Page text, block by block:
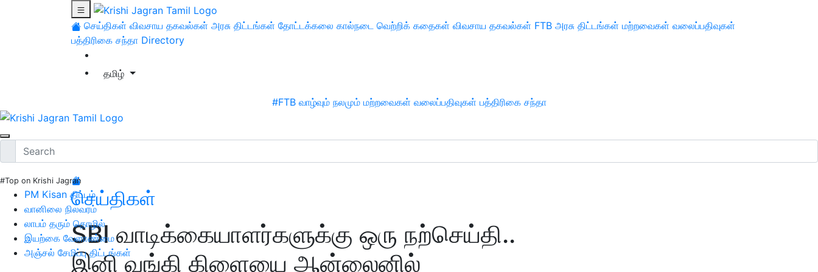
செய்திகள் விவசாய தகவல்கள் அரசு திட்டங்கள் தோட்டக்கலை கால்நடை வெற்றிக் கதைகள் விவசாய தகவல்கள் FTB அரசு திட்டங்கள் மற்றவைகள் வலைப்பதிவுகள்
பத்திரிகை சந்தா Directory
தமிழ்
#FTB வாழ்வும் நலமும் மற்றவைகள் வலைப்பதிவுகள் பத்திரிகை சந்தா
#Top on Krishi Jagran
PM Kisan திட்டம்
வானிலை நிலவரம்
லாபம் தரும் தொழில்
இயற்கை வேளாண்மை
அஞ்சல் சேமிப்பு திட்டங்கள்
செய்திகள்
SBI வாடிக்கையாளர்களுக்கு ஒரு நற்செய்தி..
இனி வங்கி கிளையை ஆன்லைனில்